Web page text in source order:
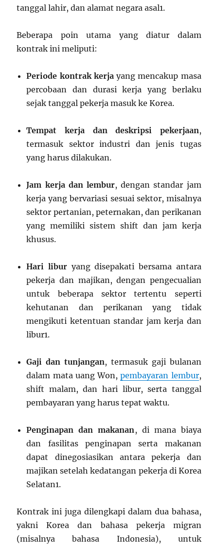
tanggal lahir, dan alamat negara asal1.
Beberapa poin utama yang diatur dalam
kontrak ini meliputi:
Periode kontrak kerjayang mencakup masa
percobaan dan durasi kerja yang berlaku
sejak tanggal pekerja masuk ke Korea.
Tempat kerja dan deskripsi pekerjaan,
termasuk sektor industri dan jenis tugas
yang harus dilakukan.
Jam kerja dan lembur, dengan standar jam
kerja yang bervariasi sesuai sektor, misalnya
sektor pertanian, peternakan, dan perikanan
yang memiliki sistem shift dan jam kerja
khusus.
Hari libur yang disepakati bersama antara
pekerja dan majikan, dengan pengecualian
untuk beberapa sektor tertentu seperti
kehutanan dan perikanan yang tidak
mengikuti ketentuan standar jam kerja dan
libur1.
Gaji dan tunjangan, termasuk gaji bulanan
dalam mata uang Won,pembayaran lembur,
shift malam, dan hari libur, serta tanggal
pembayaran yang harus tepat waktu.
Penginapan dan makanan, di mana biaya
dan fasilitas penginapan serta makanan
dapat dinegosiasikan antara pekerja dan
majikan setelah kedatangan pekerja di Korea
Selatan1.
Kontrak ini juga dilengkapi dalam dua bahasa,
yakni Korea dan bahasa pekerja migran
(misalnya bahasa Indonesia), untuk